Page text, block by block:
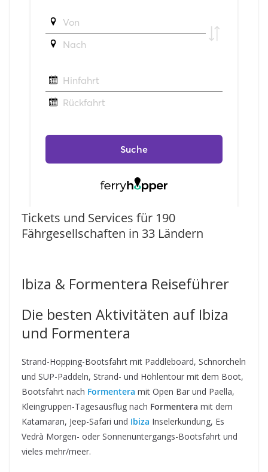
Tickets und Services für 190
Fährgesellschaften in 33 Ländern
Ibiza & Formentera Reiseführer
Die besten Aktivitäten auf Ibiza
und Formentera
Strand-Hopping-Bootsfahrt mit Paddleboard, Schnorcheln
und SUP-Paddeln, Strand- und Höhlentour mit dem Boot,
Bootsfahrt nach Formentera mit Open Bar und Paella,
Kleingruppen-Tagesausflug nach Formentera mit dem
Katamaran, Jeep-Safari und Ibiza Inselerkundung, Es
Vedrà Morgen- oder Sonnenuntergangs-Bootsfahrt und
vieles mehr/meer.